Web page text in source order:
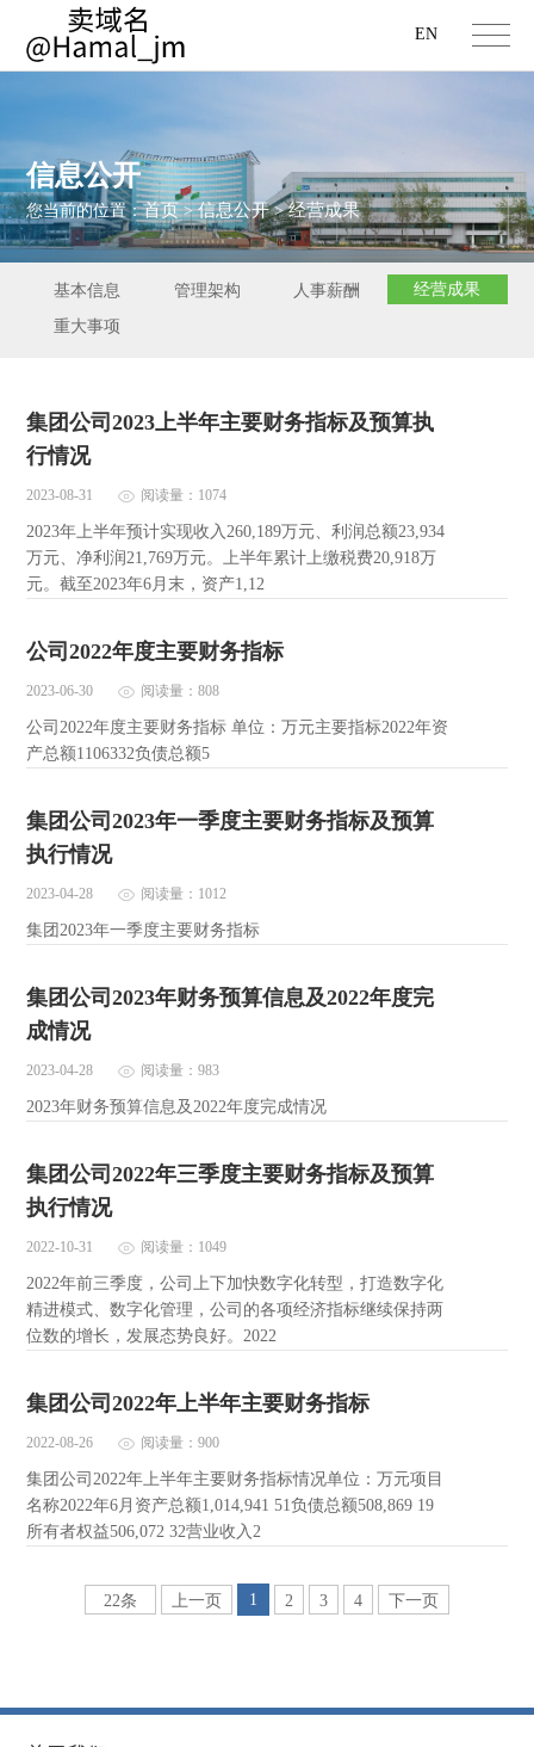
EN
信息公开
您当前的位置：首页>信息公开>经营成果
基本信息 管理架构 人事薪酬 经营成果
重大事项
集团公司2023上半年主要财务指标及预算执
行情况
2023-08-31 阅读量：1074
2023年上半年预计实现收入260,189万元、利润总额23,934
万元、净利润21,769万元。上半年累计上缴税费20,918万
元。截至2023年6月末，资产1,12
公司2022年度主要财务指标
2023-06-30 阅读量：808
公司2022年度主要财务指标 单位：万元主要指标2022年资
产总额1106332负债总额5
集团公司2023年一季度主要财务指标及预算
执行情况
2023-04-28 阅读量：1012
集团2023年一季度主要财务指标
集团公司2023年财务预算信息及2022年度完
成情况
2023-04-28 阅读量：983
2023年财务预算信息及2022年度完成情况
集团公司2022年三季度主要财务指标及预算
执行情况
2022-10-31 阅读量：1049
2022年前三季度，公司上下加快数字化转型，打造数字化
精进模式、数字化管理，公司的各项经济指标继续保持两
位数的增长，发展态势良好。2022
集团公司2022年上半年主要财务指标
2022-08-26 阅读量：900
集团公司2022年上半年主要财务指标情况单位：万元项目
名称2022年6月资产总额1,014,941 51负债总额508,869 19
所有者权益506,072 32营业收入2
22条 上一页 1 2 3 4 下一页